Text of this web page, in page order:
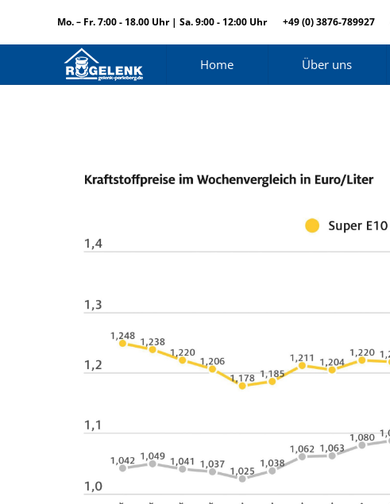
Mo. – Fr. 7:00 - 18.00 Uhr | Sa. 9:00 - 12:00 Uhr +49 (0) 3876-789927
Home Über uns